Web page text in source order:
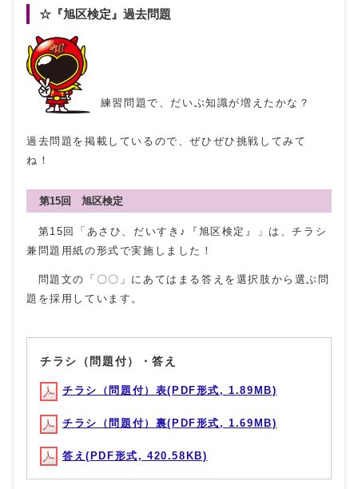
☆『旭区検定』過去問題
練習問題で、だいぶ知識が増えたかな？
過去問題を掲載しているので、ぜひぜひ挑戦してみて
ね！
第15回 旭区検定
第15回「あさひ、だいすき♪『旭区検定』」は、チラシ
兼問題用紙の形式で実施しました！
問題文の「〇〇」にあてはまる答えを選択肢から選ぶ問
題を採用しています。
チラシ（問題付）・答え
チラシ（問題付）表(PDF形式, 1.89MB)
チラシ（問題付）裏(PDF形式, 1.69MB)
答え(PDF形式, 420.58KB)